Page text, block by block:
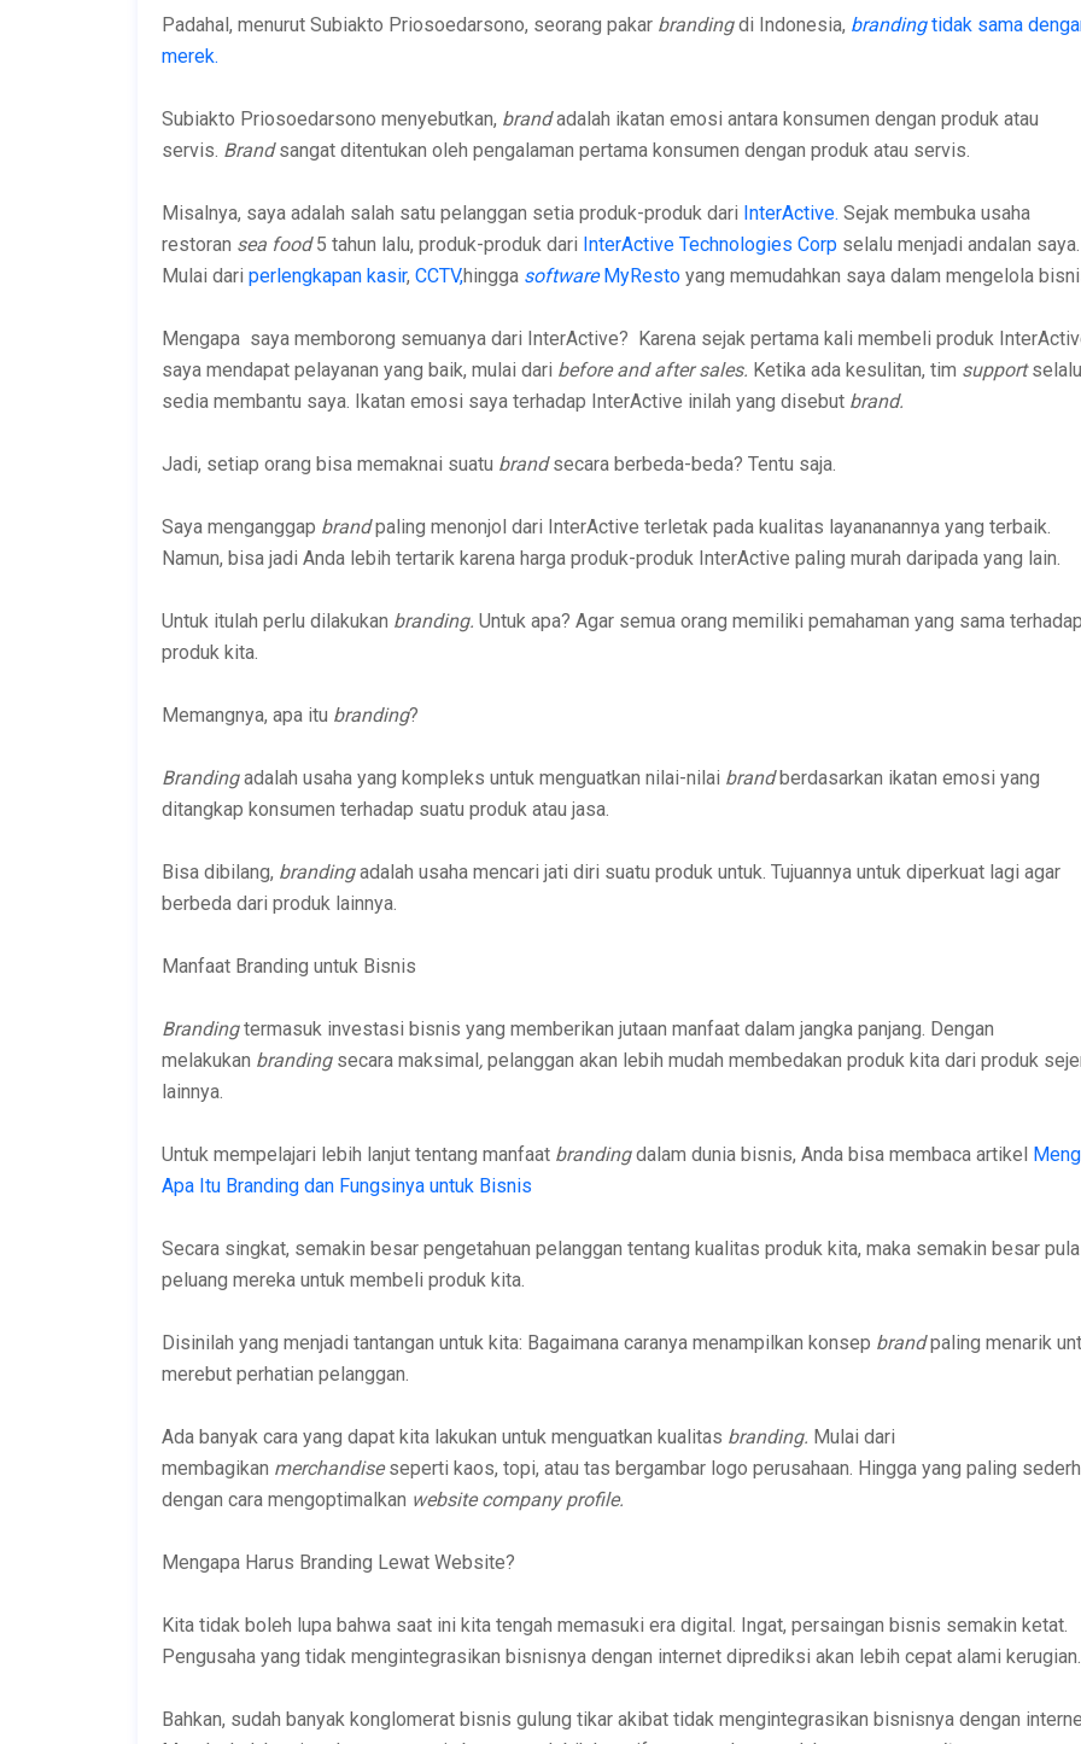
Padahal, menurut Subiakto Priosoedarsono, seorang pakar brandingdi Indonesia, brandingtidak sama
merek.
Subiakto Priosoedarsono menyebutkan, brandadalah ikatan emosi antara konsumen dengan produk atau
servis. Brandsangat ditentukan oleh pengalaman pertama konsumen dengan produk atau servis.
Misalnya, saya adalah salah satu pelanggan setia produk-produk dari InterActive. Sejak membuka usaha
restoran sea food5 tahun lalu, produk-produk dari InterActive Technologies Corp selalu menjadi andalan saya.
Mulai dari perlengkapan kasir, CCTV,hingga software MyResto yang memudahkan saya dalam mengelola
Mengapa saya memborong semuanya dari InterActive? Karena sejak pertama kali membeli produk
saya mendapat pelayanan yang baik, mulai dari before and after sales. Ketika ada kesulitan, tim supportselalu
sedia membantu saya. Ikatan emosi saya terhadap InterActive inilah yang disebut brand.
Jadi, setiap orang bisa memaknai suatu brandsecara berbeda-beda? Tentu saja.
Saya menganggap brandpaling menonjol dari InterActive terletak pada kualitas layananannya yang terbaik.
Namun, bisa jadi Anda lebih tertarik karena harga produk-produk InterActive paling murah daripada yang lain.
Untuk itulah perlu dilakukan branding. Untuk apa? Agar semua orang memiliki pemahaman yang sama terhadap
produk kita.
Memangnya, apa itu branding?
Brandingadalah usaha yang kompleks untuk menguatkan nilai-nilai brand berdasarkan ikatan emosi yang
ditangkap konsumen terhadap suatu produk atau jasa.
Bisa dibilang, brandingadalah usaha mencari jati diri suatu produk untuk. Tujuannya untuk diperkuat lagi agar
berbeda dari produk lainnya.
Manfaat Branding untuk Bisnis
Brandingtermasuk investasi bisnis yang memberikan jutaan manfaat dalam jangka panjang. Dengan
melakukan branding secara maksimal , pelanggan akan lebih mudah membedakan produk kita dari produk
lainnya.
Untuk mempelajari lebih lanjut tentang manfaat brandingdalam dunia bisnis, Anda bisa membaca artikel
Apa Itu Branding dan Fungsinya untuk Bisnis
Secara singkat, semakin besar pengetahuan pelanggan tentang kualitas produk kita, maka semakin besar pula
peluang mereka untuk membeli produk kita.
Disinilah yang menjadi tantangan untuk kita: Bagaimana caranya menampilkan konsep brandpaling menarik
merebut perhatian pelanggan.
Ada banyak cara yang dapat kita lakukan untuk menguatkan kualitas branding. Mulai dari
membagikan merchandiseseperti kaos, topi, atau tas bergambar logo perusahaan. Hingga yang paling
dengan cara mengoptimalkan website company profile.
Mengapa Harus Branding Lewat Website?
Kita tidak boleh lupa bahwa saat ini kita tengah memasuki era digital. Ingat, persaingan bisnis semakin ketat.
Pengusaha yang tidak mengintegrasikan bisnisnya dengan internet diprediksi akan lebih cepat alami kerugian.
Bahkan, sudah banyak konglomerat bisnis gulung tikar akibat tidak mengintegrasikan bisnisnya dengan